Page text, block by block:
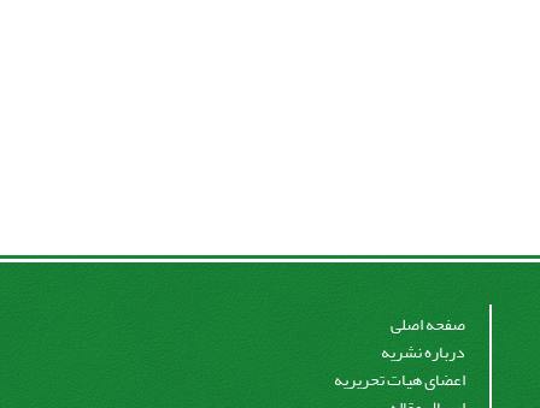
صفحه اصلی
درباره نشریه
اعضای هیات تحریریه